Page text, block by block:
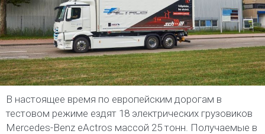
В настоящее время по европейским дорогам в
тестовом режиме ездят 18 электрических грузовиков
Mercedes-Benz eActros массой 25 тонн. Получаемые в